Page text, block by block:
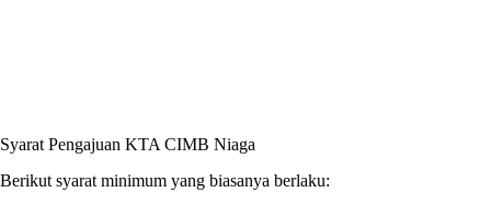
Syarat Pengajuan KTA CIMB Niaga
Berikut syarat minimum yang biasanya berlaku: